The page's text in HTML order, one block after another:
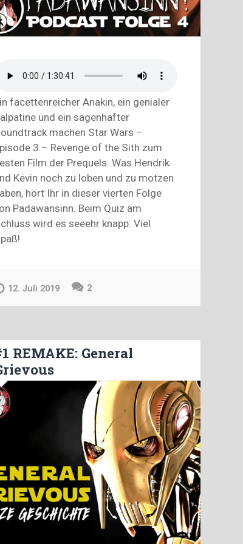
facettenreicher Anakin, ein genialer
und ein sagenhafter
machen Star Wars –
3 – Revenge of the Sith zum
Film der Prequels. Was Hendrik
Kevin noch zu loben und zu motzen
hört Ihr in dieser vierten Folge
Padawansinn. Beim Quiz am
wird es seeehr knapp. Viel
12. Juli 2019 2
REMAKE: General